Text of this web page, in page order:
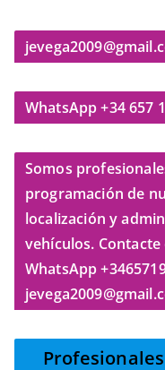
WhatsApp +34 657
Somos
programación de
localización y
vehículos.
WhatsApp